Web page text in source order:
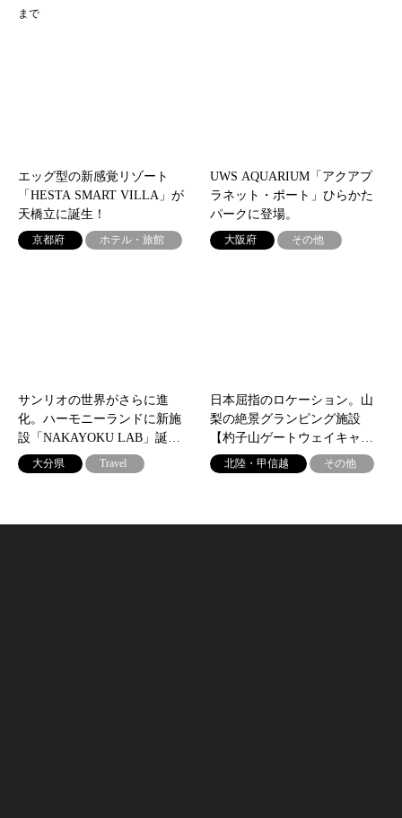
まで
エッグ型の新感覚リゾート
「HESTA SMART VILLA」が
天橋立に誕生！
京都府 ホテル・旅館
UWS AQUARIUM「アクアプ
ラネット・ポート」ひらかた
パークに登場。
大阪府 その他
サンリオの世界がさらに進
化。ハーモニーランドに新施
設「NAKAYOKU LAB」誕…
大分県 Travel
日本屈指のロケーション。山
梨の絶景グランピング施設
【杓子山ゲートウェイキャ…
北陸・甲信越 その他